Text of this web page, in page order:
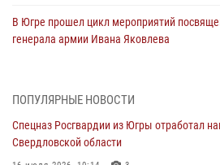
В Югре прошел цикл мероприятий
генерала армии Ивана Яковлева
В Югре ОМОН Росгвардии оказал
05 августа 2026, 11:14
ПОПУЛЯРНЫЕ НОВОСТИ
Спецназ Росгвардии из Югры отработал
Свердловской области